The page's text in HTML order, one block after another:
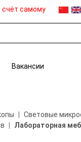
счёт самому
Вакансии
Световые
Лабораторная